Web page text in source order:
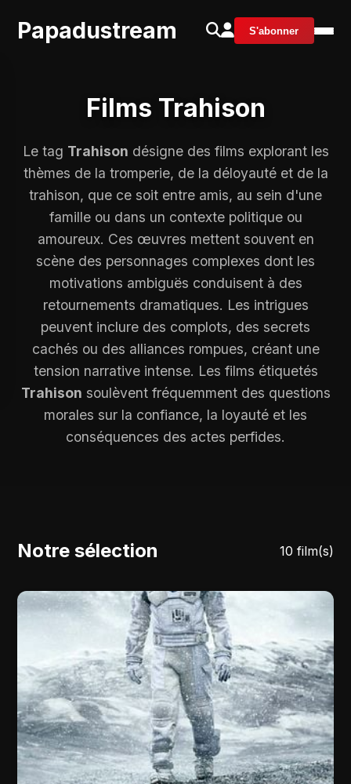
Papadustream S'abonner
Films Trahison
Le tag Trahison désigne des films explorant les
thèmes de la tromperie, de la déloyauté et de la
trahison, que ce soit entre amis, au sein d'une
famille ou dans un contexte politique ou
amoureux. Ces œuvres mettent souvent en
scène des personnages complexes dont les
motivations ambiguës conduisent à des
retournements dramatiques. Les intrigues
peuvent inclure des complots, des secrets
cachés ou des alliances rompues, créant une
tension narrative intense. Les films étiquetés
Trahison soulèvent fréquemment des questions
morales sur la confiance, la loyauté et les
conséquences des actes perfides.
Notre sélection 10 film(s)